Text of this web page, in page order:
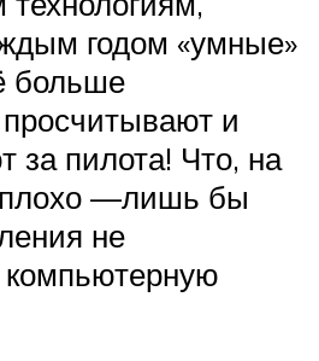
годом «умные»
больше
и
за пилота! Что, на
—лишь бы
не
компьютерную